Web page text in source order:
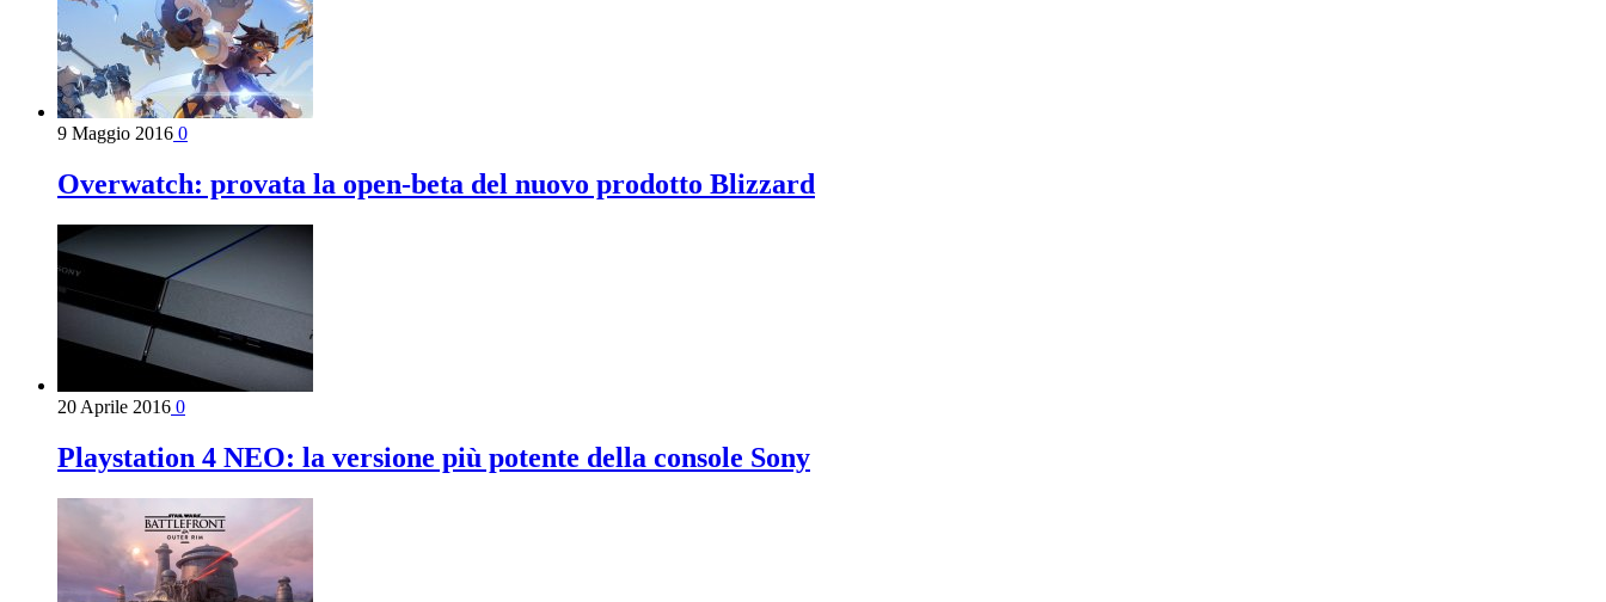
9 Maggio 2016 0
Overwatch: provata la open-beta del nuovo prodotto Blizzard
20 Aprile 2016 0
Playstation 4 NEO: la versione più potente della console Sony